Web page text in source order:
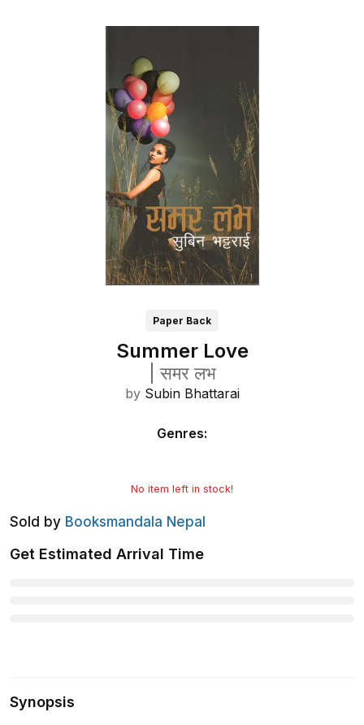
Paper Back
Summer Love
|समर लभ
by Subin Bhattarai
Genres:
No item left in stock!
Sold by Booksmandala Nepal
Get Estimated Arrival Time
Synopsis